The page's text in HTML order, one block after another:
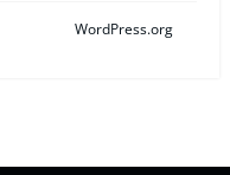
WordPress.org